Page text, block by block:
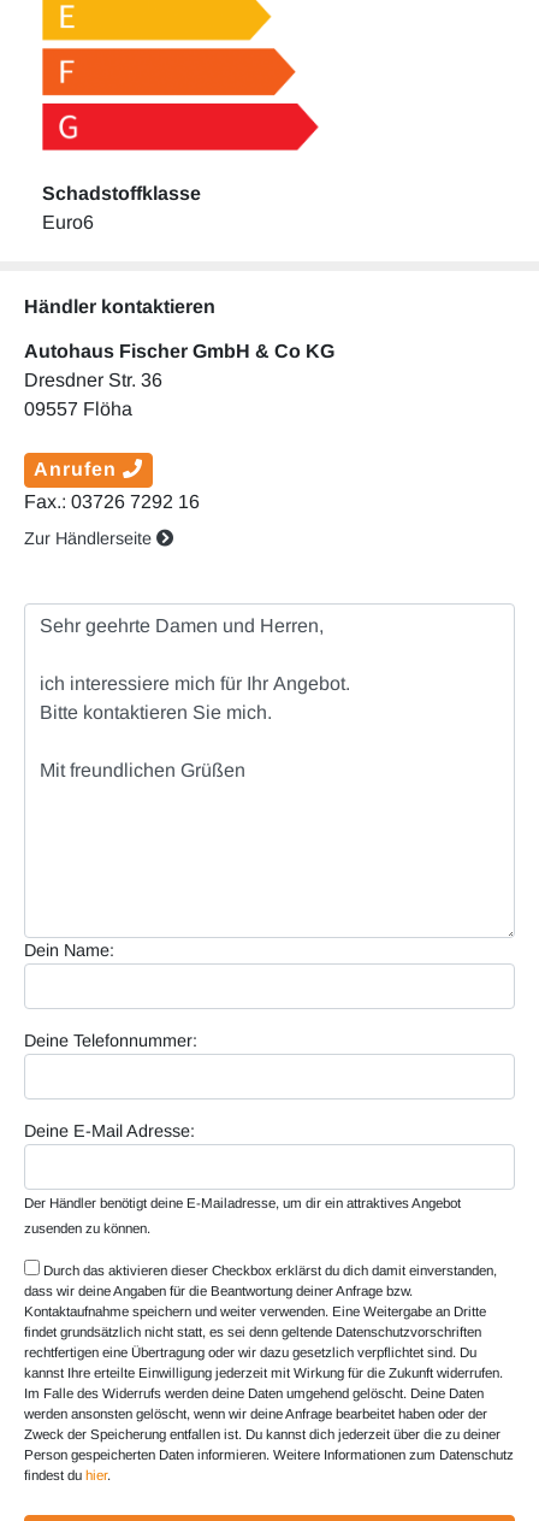
Schadstoffklasse
Euro6
Händler kontaktieren
Autohaus Fischer GmbH & Co KG
Dresdner Str. 36
09557 Flöha
Anrufen
Fax.: 03726 7292 16
Zur Händlerseite
Dein Name:
Deine Telefonnummer:
Deine E-Mail Adresse:
Der Händler benötigt deine E-Mailadresse, um dir ein attraktives Angebot
zusenden zu können.
Durch das aktivieren dieser Checkbox erklärst du dich damit einverstanden,
dass wir deine Angaben für die Beantwortung deiner Anfrage bzw.
Kontaktaufnahme speichern und weiter verwenden. Eine Weitergabe an Dritte
findet grundsätzlich nicht statt, es sei denn geltende Datenschutzvorschriften
rechtfertigen eine Übertragung oder wir dazu gesetzlich verpflichtet sind. Du
kannst Ihre erteilte Einwilligung jederzeit mit Wirkung für die Zukunft widerrufen.
Im Falle des Widerrufs werden deine Daten umgehend gelöscht. Deine Daten
werden ansonsten gelöscht, wenn wir deine Anfrage bearbeitet haben oder der
Zweck der Speicherung entfallen ist. Du kannst dich jederzeit über die zu deiner
Person gespeicherten Daten informieren. Weitere Informationen zum Datenschutz
findest du hier.